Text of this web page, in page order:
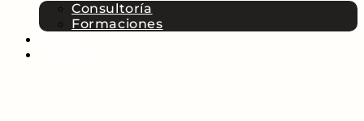
Consultoría
Formaciones